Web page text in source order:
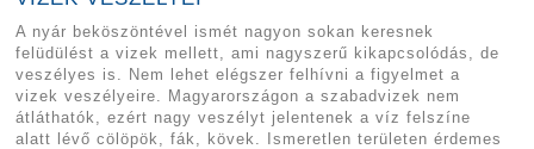
A nyár beköszöntével ismét nagyon sokan keresnek
felüdülést a vizek mellett, ami nagyszerű kikapcsolódás, de
veszélyes is. Nem lehet elégszer felhívni a figyelmet a
vizek veszélyeire. Magyarországon a szabadvizek nem
átláthatók, ezért nagy veszélyt jelentenek a víz felszíne
alatt lévő cölöpök, fák, kövek. Ismeretlen területen érdemes